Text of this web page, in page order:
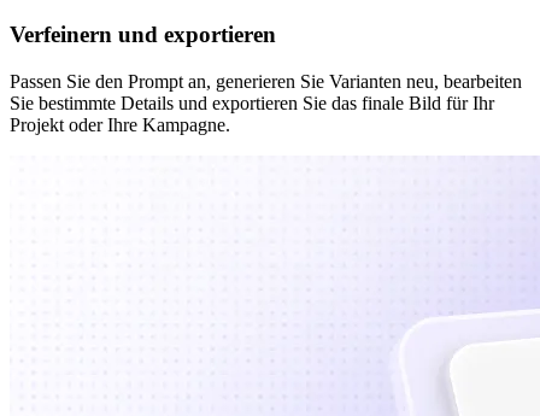
Verfeinern und exportieren
Passen Sie den Prompt an, generieren Sie Varianten neu, bearbeiten
Sie bestimmte Details und exportieren Sie das finale Bild für Ihr
Projekt oder Ihre Kampagne.